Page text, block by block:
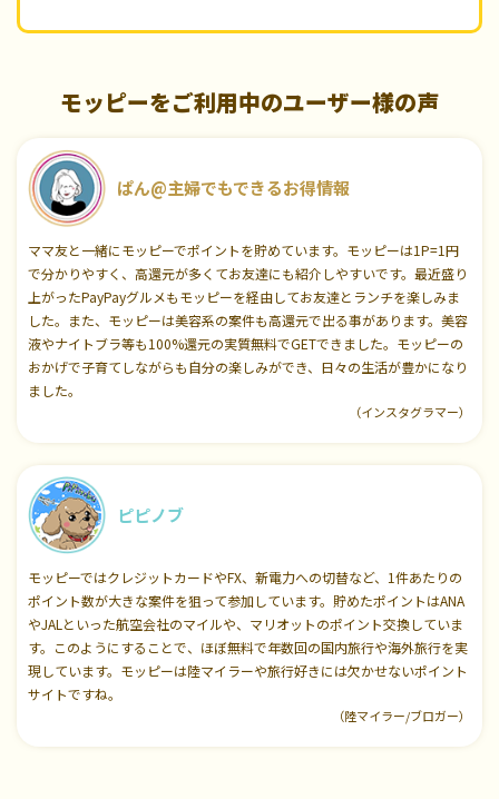
モッピーをご利用中のユーザー様の声
ぱん@主婦でもできるお得情報
ママ友と一緒にモッピーでポイントを貯めています。モッピーは1P=1円
で分かりやすく、高還元が多くてお友達にも紹介しやすいです。最近盛り
上がったPayPayグルメもモッピーを経由してお友達とランチを楽しみま
した。また、モッピーは美容系の案件も高還元で出る事があります。美容
液やナイトブラ等も100%還元の実質無料でGETできました。モッピーの
おかげで子育てしながらも自分の楽しみができ、日々の生活が豊かになり
ました。
（インスタグラマー）
ピピノブ
モッピーではクレジットカードやFX、新電力への切替など、1件あたりの
ポイント数が大きな案件を狙って参加しています。貯めたポイントはANA
やJALといった航空会社のマイルや、マリオットのポイント交換していま
す。このようにすることで、ほぼ無料で年数回の国内旅行や海外旅行を実
現しています。モッピーは陸マイラーや旅行好きには欠かせないポイント
サイトですね。
（陸マイラー/ブロガー）